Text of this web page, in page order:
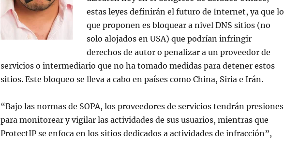
estas leyes definirán el futuro de Internet, ya que lo
que proponen es bloquear a nivel DNS sitios (no
solo alojados en USA) que podrían infringir
derechos de autor o penalizar a un proveedor de
servicios o intermediario que no ha tomado medidas para detener estos
sitios. Este bloqueo se lleva a cabo en países como China, Siria e Irán.
“Bajo las normas de SOPA, los proveedores de servicios tendrán presiones
para monitorear y vigilar las actividades de sus usuarios, mientras que
ProtectIP se enfoca en los sitios dedicados a actividades de infracción”,